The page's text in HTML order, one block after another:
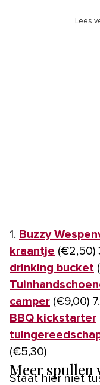
Lees
Buzzy
kraantje (€2,50)
drinking bucket
camper (€9,00) 7.
BBQ kickstarter
(€5,30)
Meer spullen
Staat hier niet